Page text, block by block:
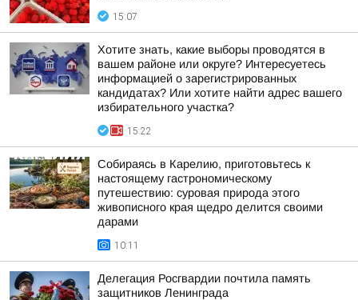
15:07
Хотите знать, какие выборы проводятся в
вашем районе или округе? Интересуетесь
информацией о зарегистрированных
кандидатах? Или хотите найти адрес вашего
избирательного участка?
15:22
Собираясь в Карелию, приготовьтесь к
настоящему гастрономическому
путешествию: суровая природа этого
живописного края щедро делится своими
дарами
10:11
Делегация Росгвардии почтила память
защитников Ленинграда